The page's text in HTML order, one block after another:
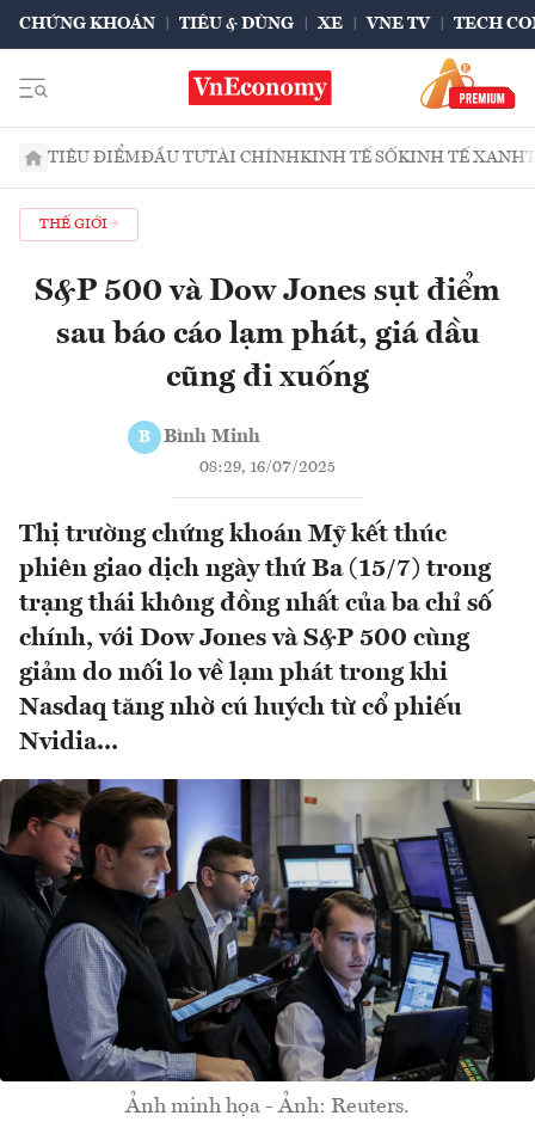
CHỨNG KHOÁN TIÊU & DÙNG XE VNE TV TECH
TIÊU ĐIỂMĐẦU TƯTÀI CHÍNHKINH TẾ SỐKINH TẾ XANH
THẾ GIỚI
S&P 500 và Dow Jones sụt điểm
sau báo cáo lạm phát, giá dầu
cũng đi xuống
B Bình Minh
08:29, 16/07/2025
Thị trường chứng khoán Mỹ kết thúc
phiên giao dịch ngày thứ Ba (15/7) trong
trạng thái không đồng nhất của ba chỉ số
chính, với Dow Jones và S&P 500 cùng
giảm do mối lo về lạm phát trong khi
Nasdaq tăng nhờ cú huých từ cổ phiếu
Nvidia...
Ảnh minh họa - Ảnh: Reuters.